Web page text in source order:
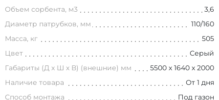
Объем сорбента, м3
3,6
Диаметр патрубков, мм
110/160
Масса, кг
505
Цвет
Серый
Габариты (Д х Ш х В) (внешние) мм
5500 х 1640 х 2000
Наличие товара
От 1 дня
Способ монтажа
Под газон